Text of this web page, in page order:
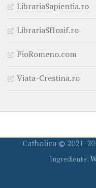
LibrariaSapientia.ro
LibrariaSfIosif.ro
PioRomeno.com
Viata-Crestina.ro
Catholica © 2021-
Ingrediente: